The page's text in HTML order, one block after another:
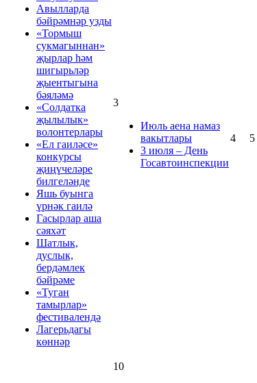
Авылларда
бәйрәмнәр узды
«Тормыш
сукмагыннан»
җырлар hәм
шигырьләр
җыентыгына
бәяләмә
«Солдатка
җылылык»
волонтерлары
«Ел гаиләсе»
конкурсы
җиңүчеләре
билгеләнде
Яшь буынга
үрнәк гаилә
Гасырлар аша
сәяхәт
Шатлык,
дуслык,
бердәмлек
бәйрәме
«Туган
тамырлар»
фестивалендә
Лагерьдагы
көннәр
3
Июль аена намаз
вакытлары
3 июля – День
Госавтоинспекции
4 5
10